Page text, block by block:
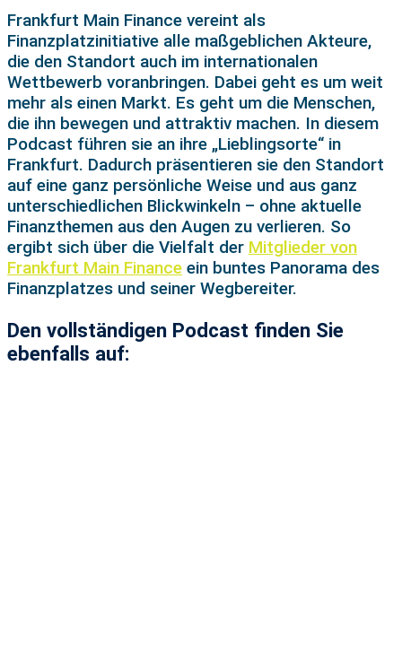
Frankfurt Main Finance vereint als
Finanzplatzinitiative alle maßgeblichen Akteure,
die den Standort auch im internationalen
Wettbewerb voranbringen. Dabei geht es um weit
mehr als einen Markt. Es geht um die Menschen,
die ihn bewegen und attraktiv machen. In diesem
Podcast führen sie an ihre „Lieblingsorte“ in
Frankfurt. Dadurch präsentieren sie den Standort
auf eine ganz persönliche Weise und aus ganz
unterschiedlichen Blickwinkeln – ohne aktuelle
Finanzthemen aus den Augen zu verlieren. So
ergibt sich über die Vielfalt der Mitglieder von
Frankfurt Main Finance ein buntes Panorama des
Finanzplatzes und seiner Wegbereiter.
Den vollständigen Podcast finden Sie
ebenfalls auf: